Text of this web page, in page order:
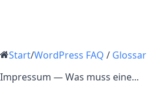
Start/WordPress FAQ / Glossar
Impressum — Was muss eine...